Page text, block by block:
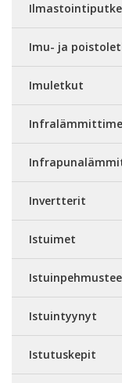
Imu- ja
Imuletkut
Invertterit
Istuimet
Istuintyynyt
Istutuskepit